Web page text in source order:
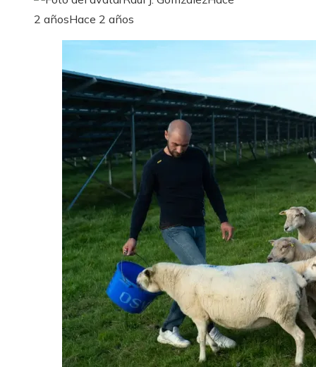
2 añosHace 2 años